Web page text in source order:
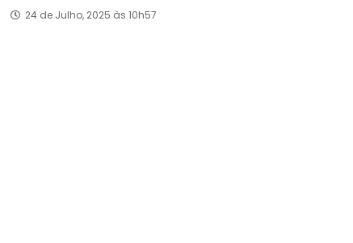
24 de Julho, 2025 às 10h57